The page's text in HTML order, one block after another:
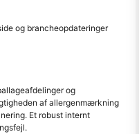
og brancheopdateringer
og
af allergenmærkning
Et robust internt